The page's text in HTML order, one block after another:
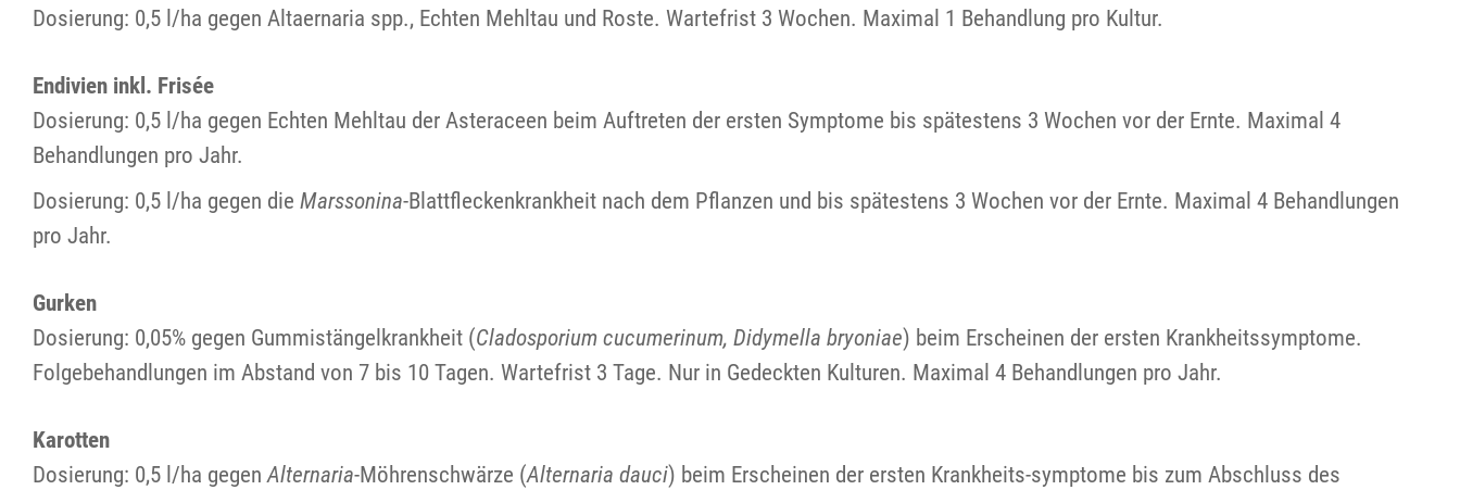
Dosierung: 0,5 l/ha gegen Altaernaria spp., Echten Mehltau und Roste. Wartefrist 3 Wochen. Maximal 1 Behandlung pro Kultur.
Endivien inkl. Frisée
Dosierung: 0,5 l/ha gegen Echten Mehltau der Asteraceen beim Auftreten der ersten Symptome bis spätestens 3 Wochen vor der Ernte. Maximal 4
Behandlungen pro Jahr.
Dosierung: 0,5 l/ha gegen die Marssonina-Blattfleckenkrankheit nach dem Pflanzen und bis spätestens 3 Wochen vor der Ernte. Maximal 4 Behandlungen
pro Jahr.
Gurken
Dosierung: 0,05% gegen Gummistängelkrankheit (Cladosporium cucumerinum, Didymella bryoniae) beim Erscheinen der ersten Krankheitssymptome.
Folgebehandlungen im Abstand von 7 bis 10 Tagen. Wartefrist 3 Tage. Nur in Gedeckten Kulturen. Maximal 4 Behandlungen pro Jahr.
Karotten
Dosierung: 0,5 l/ha gegen Alternaria-Möhrenschwärze (Alternaria dauci) beim Erscheinen der ersten Krankheits-symptome bis zum Abschluss des